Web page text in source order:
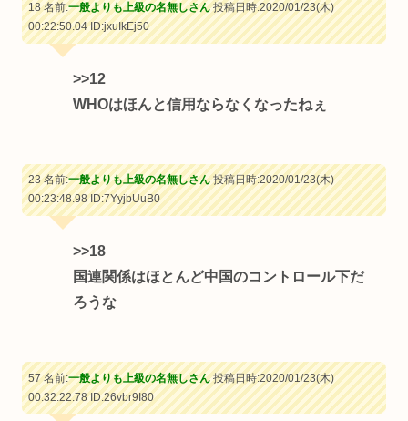
18 名前:一般よりも上級の名無しさん投稿日時:2020/01/23(木)
00:22:50.04ID:jxuIkEj50
>>12
WHOはほんと信用ならなくなったねぇ
23 名前:一般よりも上級の名無しさん投稿日時:2020/01/23(木)
00:23:48.98ID:7YyjbUuB0
>>18
国連関係はほとんど中国のコントロール下だ
ろうな
57 名前:一般よりも上級の名無しさん投稿日時:2020/01/23(木)
00:32:22.78ID:26vbr9I80